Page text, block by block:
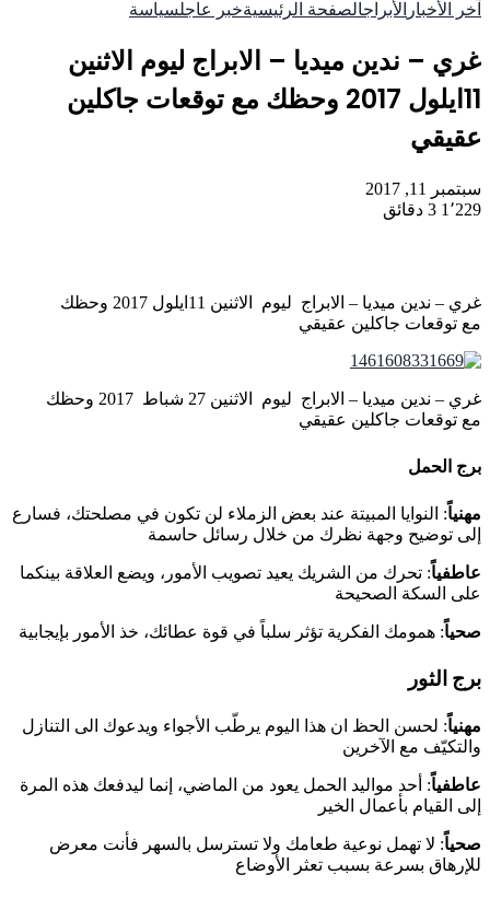
آخر الأخبار الأبراجالصفحة الرئيسيةخبر عاجلسياسة
غري – ندين ميديا – الابراج ليوم الاثنين
11ايلول 2017 وحظك مع توقعات جاكلين
عقيقي
سبتمبر 11, 2017
1٬229 3 دقائق
غري – ندين ميديا – الابراج ليوم الاثنين 11ايلول 2017 وحظك
مع توقعات جاكلين عقيقي
غري – ندين ميديا – الابراج ليوم الاثنين 27 شباط 2017 وحظك
مع توقعات جاكلين عقيقي
برج الحمل
مهنياً: النوايا المبيتة عند بعض الزملاء لن تكون في مصلحتك، فسارع
إلى توضيح وجهة نظرك من خلال رسائل حاسمة
عاطفياً: تحرك من الشريك يعيد تصويب الأمور، ويضع العلاقة بينكما
على السكة الصحيحة
صحياً: همومك الفكرية تؤثر سلباً في قوة عطائك، خذ الأمور بإيجابية
برج الثور
مهنياً: لحسن الحظ ان هذا اليوم يرطّب الأجواء ويدعوك الى التنازل
والتكيّف مع الآخرين
عاطفياً: أحد مواليد الحمل يعود من الماضي، إنما ليدفعك هذه المرة
إلى القيام بأعمال الخير
صحياً: لا تهمل نوعية طعامك ولا تسترسل بالسهر فأنت معرض
للإرهاق بسرعة بسبب تعثر الأوضاع